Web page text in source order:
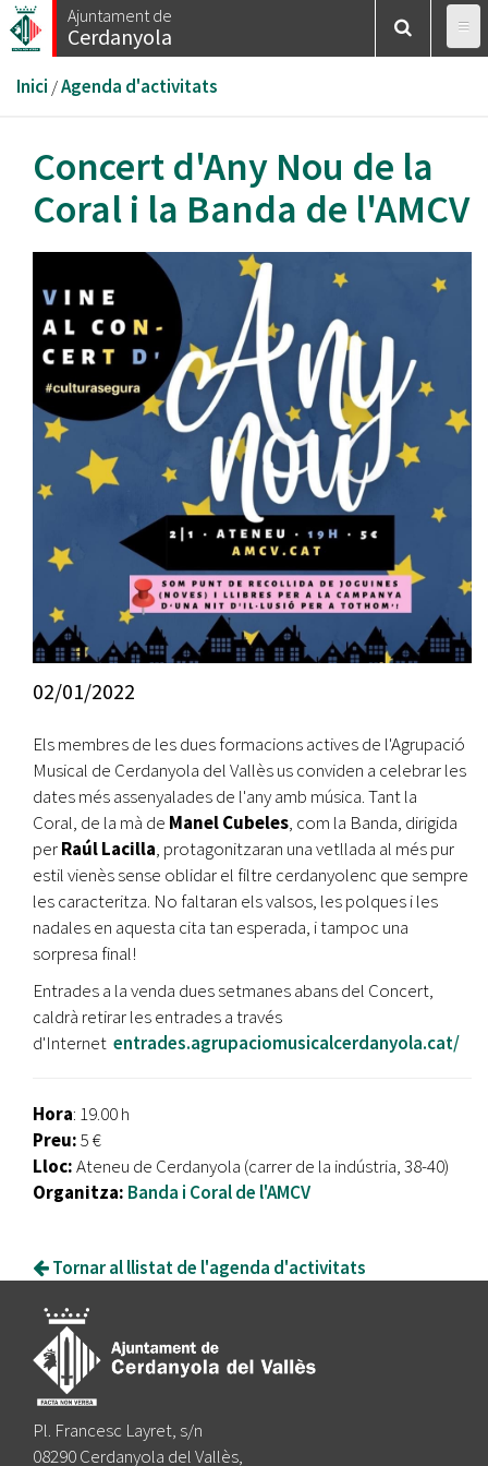
Vés
al
Ajuntament de
Cerdanyola
Esteu
aquí
Inici /Agenda d'activitats
Concert d'Any Nou de la
Coral i la Banda de l'AMCV
02/01/2022
Els membres de les dues formacions actives de l'Agrupació
Musical de Cerdanyola del Vallès us conviden a celebrar les
dates més assenyalades de l'any amb música. Tant la
Coral, de la mà de Manel Cubeles, com la Banda, dirigida
perRaúl Lacilla, protagonitzaran una vetllada al més pur
estil vienès sense oblidar el filtre cerdanyolenc que sempre
les caracteritza. No faltaran els valsos, les polques i les
nadales en aquesta cita tan esperada, i tampoc una
sorpresa final!
Entrades a la venda dues setmanes abans del Concert,
caldrà retirar les entrades a través
d'Internet entrades.agrupaciomusicalcerdanyola.cat/
Hora: 19.00 h
Preu:5 €
Lloc:Ateneu de Cerdanyola (carrer de la indústria, 38-40)
Organitza: Banda i Coral de l'AMCV
Tornar al llistat de l'agenda d'activitats
Pl. Francesc Layret, s/n
08290 Cerdanyola del Vallès,